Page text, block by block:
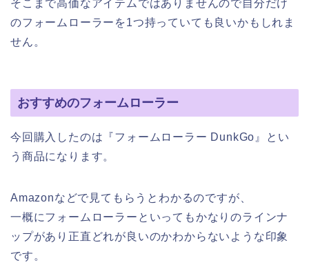
そこまで高価なアイテムではありませんので自分だけ
のフォームローラーを1つ持っていても良いかもしれま
せん。
おすすめのフォームローラー
今回購入したのは『フォームローラー DunkGo』とい
う商品になります。
Amazonなどで見てもらうとわかるのですが、
一概にフォームローラーといってもかなりのラインナ
ップがあり正直どれが良いのかわからないような印象
です。